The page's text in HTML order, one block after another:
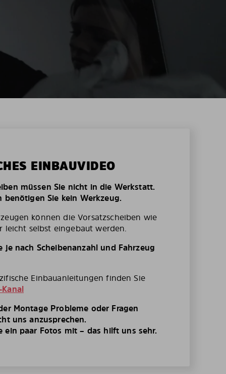
EINBAUVIDEO
müssen Sie nicht in die Werkstatt.
benötigen Sie kein Werkzeug.
können die Vorsatzscheiben wie
leicht selbst eingebaut werden.
je nach Scheibenanzahl und Fahrzeug
Einbauanleitungen finden Sie
Kanal
Montage Probleme oder Fragen
uns anzusprechen.
ein paar Fotos mit – das hilft uns sehr.